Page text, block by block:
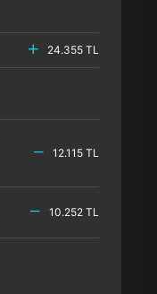
24.355 TL
12.115 TL
10.252 TL